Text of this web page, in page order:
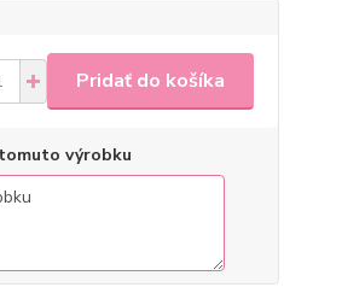
Pridať do košíka
výrobku